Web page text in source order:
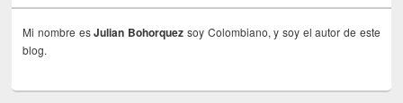
Mi nombre esJulian Bohorquez soy Colombiano, y soy el autor de este
blog.